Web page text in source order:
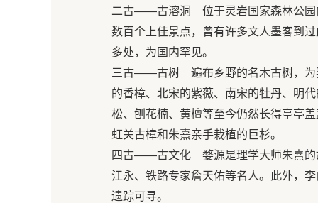
二古——古溶洞 位于灵岩国家森林公园
数百个上佳景点，曾有许多文人墨客到
多处，为国内罕见。
三古——古树 遍布乡野的名木古树，为
的香樟、北宋的紫薇、南宋的牡丹、明
松、刨花楠、黄檀等至今仍然长得亭亭
虹关古樟和朱熹亲手栽植的巨杉。
四古——古文化 婺源是理学大师朱熹的
江永、铁路专家詹天佑等名人。此外，
遗踪可寻。